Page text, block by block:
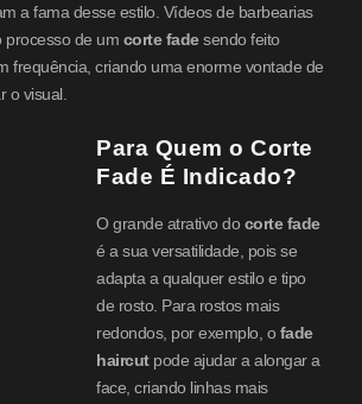
a fama desse estilo. Vídeos de barbearias
processo de um corte fadesendo feito
frequência, criando uma enorme vontade de
o visual.
Para Quem o Corte
Fade É Indicado?
O grande atrativo docorte fade
é a sua versatilidade, pois se
adapta a qualquer estilo e tipo
de rosto. Para rostos mais
redondos, por exemplo, ofade
haircutpode ajudar a alongar a
face, criando linhas mais